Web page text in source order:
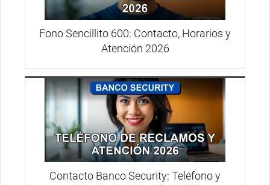
Fono Sencillito 600: Contacto, Horarios y
Atención 2026
Contacto Banco Security: Teléfono y